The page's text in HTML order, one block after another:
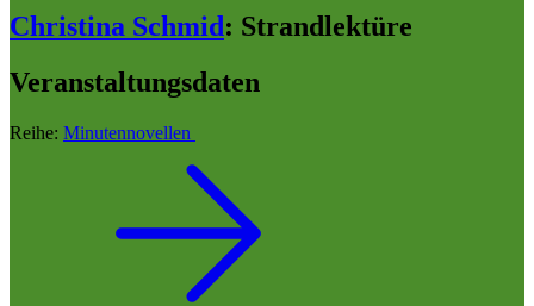
Christina Schmid: Strandlektüre
Veranstaltungsdaten
Reihe: Minutennovellen